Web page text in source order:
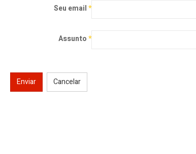
Seu email*
Assunto*
Enviar Cancelar